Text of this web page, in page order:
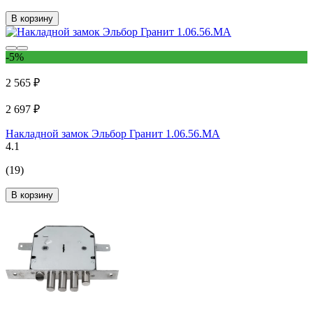
В корзину
-5%
2 565 ₽
2 697 ₽
Накладной замок Эльбор Гранит 1.06.56.МА
4.1
(19)
В корзину